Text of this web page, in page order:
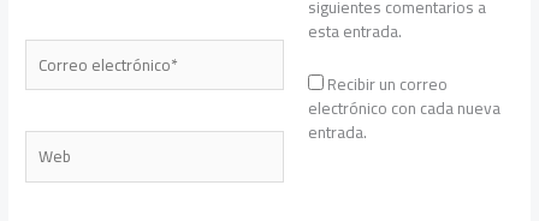
Correo
electrónico*
Web
siguientes comentarios a
esta entrada.
Recibir un correo
electrónico con cada nueva
entrada.